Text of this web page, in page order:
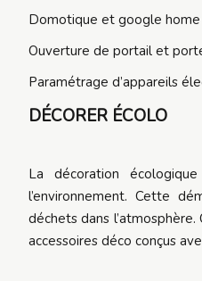
Domotique et google home
Ouverture de portail et
Paramétrage d’appareils
DÉCORER ÉCOLO
La décoration
l’environnement. Cette
déchets dans
accessoires déco conçus